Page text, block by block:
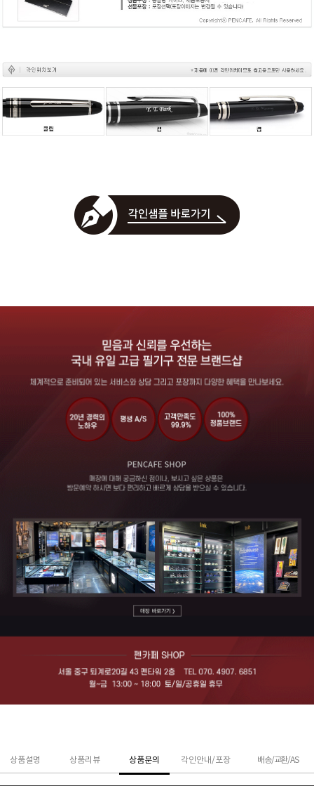
상품설명 상품리뷰 상품문의 각인안내/포장 배송/교환/AS